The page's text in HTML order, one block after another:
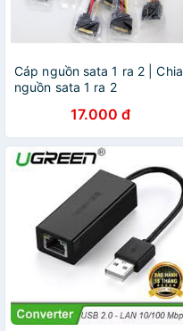
Cáp nguồn sata 1 ra 2 | Chia
nguồn sata 1 ra 2
17.000 đ